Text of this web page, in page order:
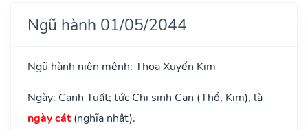
Ngũ hành 01/05/2044
Ngũ hành niên mệnh: Thoa Xuyến Kim
Ngày: Canh Tuất; tức Chi sinh Can (Thổ, Kim), là
ngày cát(nghĩa nhật).